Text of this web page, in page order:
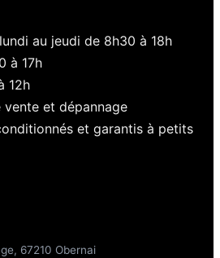
au jeudi de 8h30 à 18h
à 17h
12h
et dépannage
et garantis à petits
67210 Obernai